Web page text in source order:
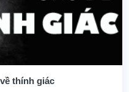
thính giác